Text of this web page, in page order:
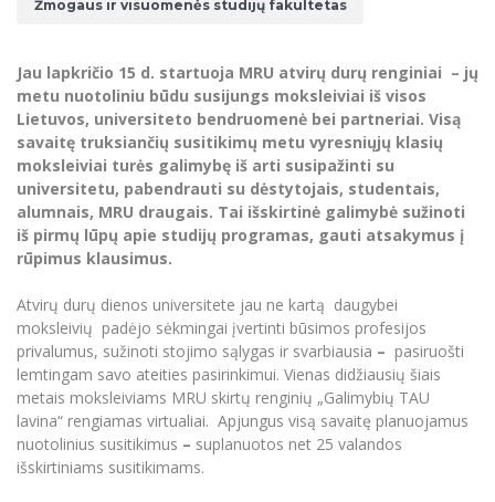
Universiteto teatras
Novikas)
MRU merginų choras
Neformaliuoju ir (ar) savišvietos būdu įgytų
Studijų organizavimas
Erasmus+ mobilumas praktikoms (SMP)
Partnerystės
Vilniaus Karaliaus Sedžiongo institutas
Frankofoniškų šalių studijų centras
Žmogaus, aplinkos ir technologijų (HET)
Doktorantūra
Projektai
Akademinė leidyba
Mokymų LAB
Mokslo naujienos
Kasmetiniai mokslo renginiai
Akademinė etika
Darbas MRU
Universiteto simbolika
Atributika
Naujienos
Tarptautiškumas
Studentams
Studentams
Darbuotojams
Darbuotojams
Partnerystės
Darnus vystymasis
Privatumo politika
Negalia ir individualieji poreikiai
Bakalauro studijos
Magistrantūros studijos
Vadovų MBA
Švietimo ir kultūros vadovų MPA
Teisės LL.M.
Papildomosios studijos
Pedagogų rengimas
Profesinės bakalauro studijos
Personalo valdymo centras
Privačių interesų deklaravimas
Informacija naujiems darbuotojams
Studijų Moodle (studijų vykdymui)
Darbuotojų Moodle (kompetencijų tobulinimui)
Žmogaus ir visuomenės studijų fakultetas
Jau lapkričio 15 d. startuoja MRU atvirų durų renginiai – jų
metu nuotoliniu būdu susijungs moksleiviai iš visos
Lietuvos, universiteto bendruomenė bei partneriai. Visą
savaitę truksiančių susitikimų metu vyresniųjų klasių
moksleiviai turės galimybę iš arti susipažinti su
universitetu, pabendrauti su dėstytojais, studentais,
alumnais, MRU draugais. Tai išskirtinė galimybė sužinoti
iš pirmų lūpų apie studijų programas, gauti atsakymus į
rūpimus klausimus.
Atvirų durų dienos universitete jau ne kartą daugybei
moksleivių padėjo sėkmingai įvertinti būsimos profesijos
privalumus, sužinoti stojimo sąlygas ir svarbiausia – pasiruošti
lemtingam savo ateities pasirinkimui. Vienas didžiausių šiais
metais moksleiviams MRU skirtų renginių „Galimybių TAU
lavina“ rengiamas virtualiai. Apjungus visą savaitę planuojamus
nuotolinius susitikimus – suplanuotos net 25 valandos
išskirtiniams susitikimams.